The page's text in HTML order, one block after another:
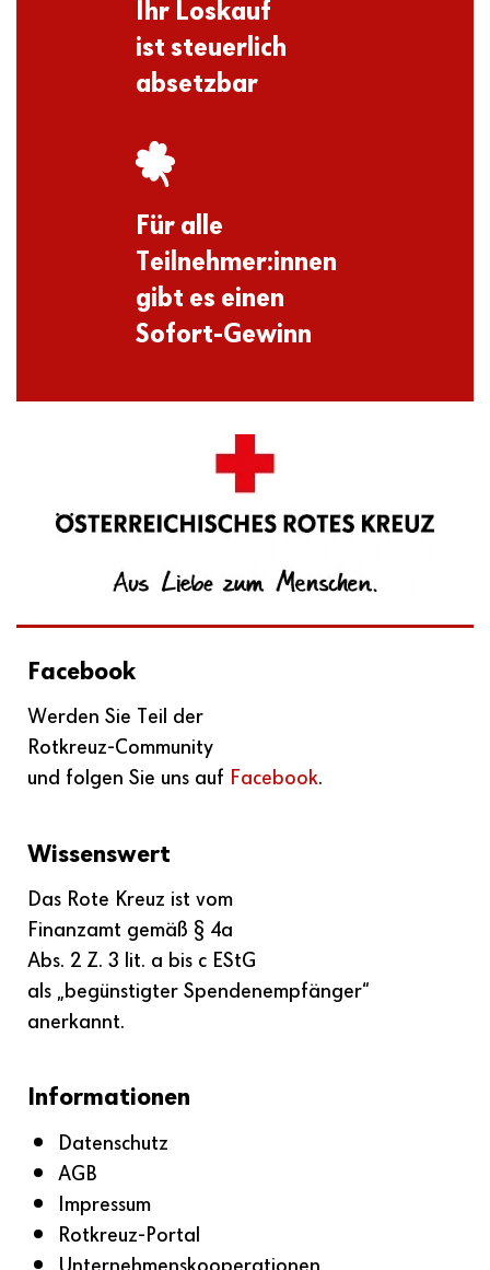
Ihr Loskauf
ist steuerlich
absetzbar
Für alle
Teilnehmer:innen
gibt es einen
Sofort-Gewinn
Facebook
Werden Sie Teil der
Rotkreuz-Community
und folgen Sie uns auf Facebook.
Wissenswert
Das Rote Kreuz ist vom
Finanzamt gemäß § 4a
Abs. 2 Z. 3 lit. a bis c EStG
als „begünstigter Spenden­empfänger“
anerkannt.
Informationen
Datenschutz
AGB
Impressum
Rotkreuz-Portal